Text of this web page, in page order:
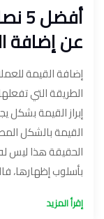
عن إضافة
إضافة القيمة
الطريقة التي
إبراز القيمة
القيمة بالشكل
الحقيقة هذا ليس
بأسلوب إظهارها،
إقرأ المزيد